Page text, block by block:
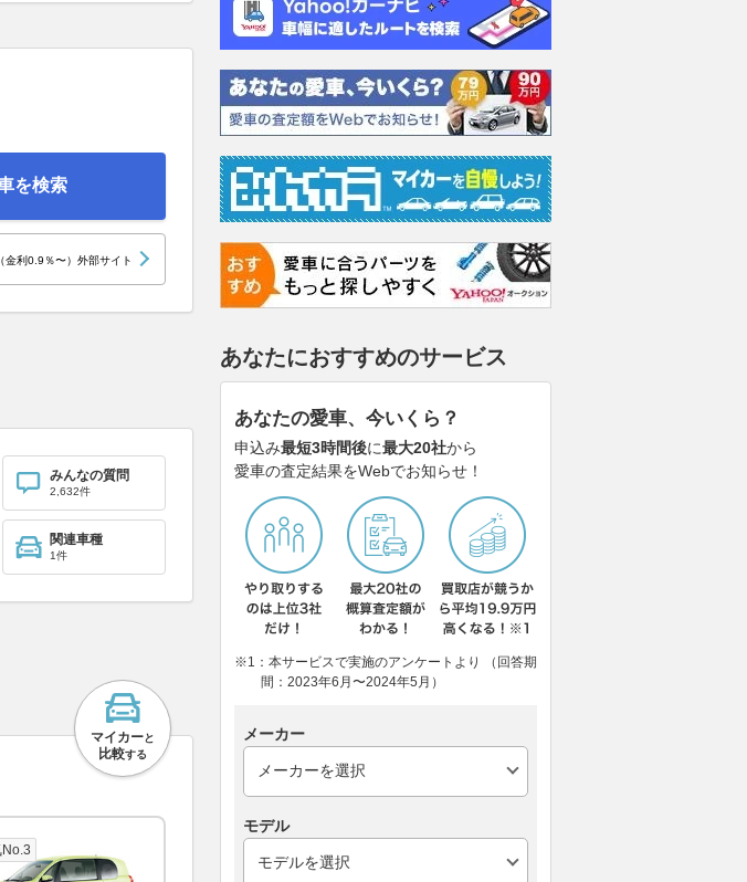
を検索
（金利0.9％〜）外部サイト
みんなの質問
2,632件
関連車種
1件
マイカーと
比較する
No.3
あなたにおすすめのサービス
あなたの愛車、今いくら？
申込み最短3時間後に最大20社から
愛車の査定結果をWebでお知らせ！
※1：本サービスで実施のアンケートより （回答期
間：2023年6月〜2024年5月）
メーカー
モデル